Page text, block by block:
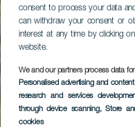
consent to process your data
can withdraw your consent or
interest at any time by clicking
website.
We and our partners process data
Personalised advertising and
research and services
through device scanning, Store
cookies